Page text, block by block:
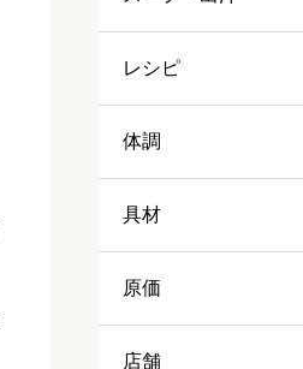
レシピ
体調
具材
原価
店舗